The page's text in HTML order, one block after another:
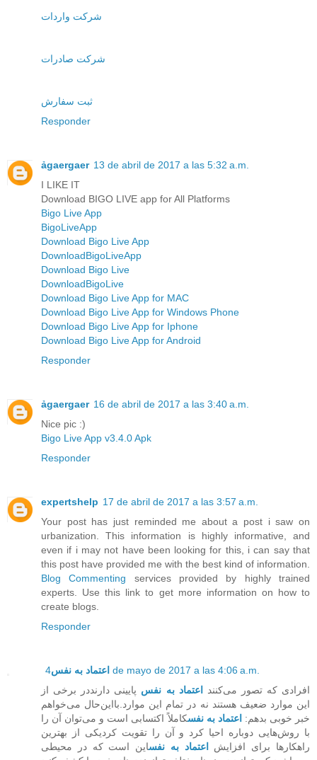
شرکت واردات
شرکت صادرات
ثبت سفارش
Responder
ảgaergaer 13 de abril de 2017 a las 5:32 a.m.
I LIKE IT
Download BIGO LIVE app for All Platforms
Bigo Live App
BigoLiveApp
Download Bigo Live App
DownloadBigoLiveApp
Download Bigo Live
DownloadBigoLive
Download Bigo Live App for MAC
Download Bigo Live App for Windows Phone
Download Bigo Live App for Iphone
Download Bigo Live App for Android
Responder
ảgaergaer 16 de abril de 2017 a las 3:40 a.m.
Nice pic :)
Bigo Live App v3.4.0 Apk
Responder
expertshelp 17 de abril de 2017 a las 3:57 a.m.
Your post has just reminded me about a post i saw on
urbanization. This information is highly informative, and
even if i may not have been looking for this, i can say that
this post have provided me with the best kind of information.
Blog Commenting services provided by highly trained
experts. Use this link to get more information on how to
create blogs.
Responder
اعتماد به نفس 4 de mayo de 2017 a las 4:06 a.m.
افرادی که تصور می‌کنند
اعتماد به نفس پایینی دارنددر برخی از
این موارد ضعیف هستند نه در تمام این موارد.بااین‌حال می‌خواهم
خبر خوبی بدهم: اعتماد به نفسکاملاً اکتسابی است و می‌توان آن را
با روش‌هایی دوباره احیا کرد و آن را تقویت کردیکی از بهترین
راهکارها برای افزایش
اعتماد به نفساین است که در محیطی